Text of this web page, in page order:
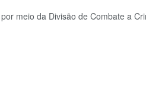
meio da Divisão de Combate a